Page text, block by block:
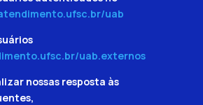
uab
uab.externos
nossas resposta às